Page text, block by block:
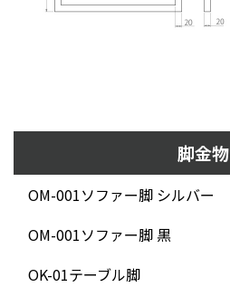
脚金物
OM-001ソファー脚 シルバー
OM-001ソファー脚 黒
OK-01テーブル脚